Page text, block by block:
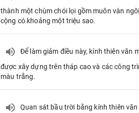
thành một chùm chói lọi gồm muôn vàn
cộng có khoảng một triệu sao.
Để làm giảm điều này, kính thiên văn
được xây dựng trên tháp cao và các công
màu trắng.
Quan sát bầu trời bằng kính thiên